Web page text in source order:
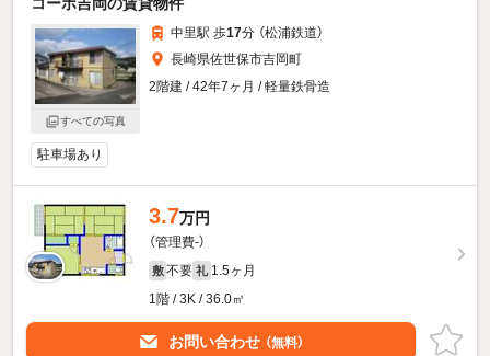
すべての写真
中里駅 歩17分 （松浦鉄道）
長崎県佐世保市吉岡町
2階建 / 42年7ヶ月 / 軽量鉄骨造
駐車場あり
3.7万円
（管理費-）
敷 不要 礼 1.5ヶ月
1階 / 3K / 36.0㎡
お問い合わせ （無料）